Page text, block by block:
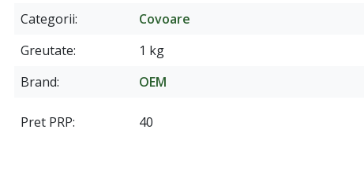
Categorii
Covoare
Greutate
1 kg
Brand
OEM
Pret PRP 40